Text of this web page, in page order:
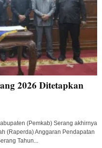
2026 Ditetapkan
(Pemkab) Serang akhirnya
(Raperda) Anggaran Pendapatan
Tahun...